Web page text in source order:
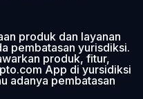
produk dan layanan
pembatasan yurisdiksi.
produk, fitur,
App di yursidiksi
adanya pembatasan